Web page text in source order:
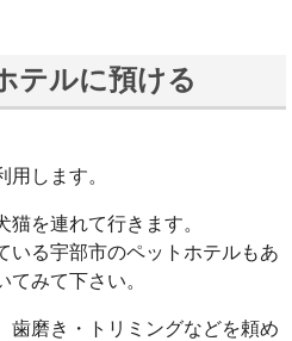
テルに預ける
します。
を連れて行きます。
いる宇部市のペットホテルもあ
てみて下さい。
歯磨き・トリミングなどを頼め